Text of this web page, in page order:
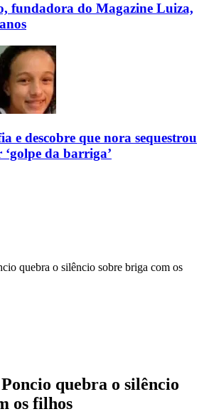
fundadora do Magazine Luiza,
e descobre que nora sequestrou
da barriga’
quebra o silêncio sobre briga com os
quebra o silêncio
os filhos